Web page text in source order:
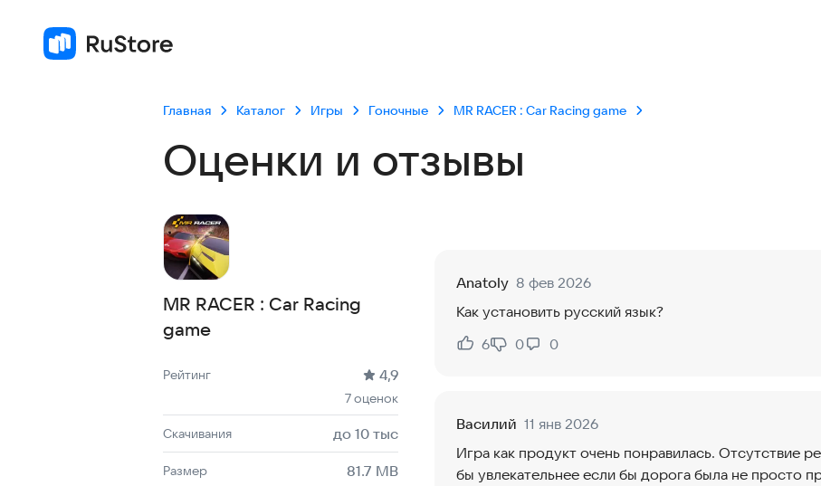
Главная Каталог Игры Гоночные MR RACER : Car Racing game
Оценки и отзывы
MR RACER : Car Racing
game
Рейтинг: 4,9, 7 оценок
Скачиваний: до 10 тыс
Размер файла: 81.7 MB
Возрастное ограничение: 81.7 MB
Рейтинг 4,9
7 оценок
Скачивания до 10 тыс
Размер 81.7 MB
Anatoly 8 фев 2026
Как установить русский язык?
Нравится:
6
Не нравится:
0 0
Василий 11 янв 2026
Игра как продукт очень понравилась. Отсутствие
бы увлекательнее если бы дорога была не просто